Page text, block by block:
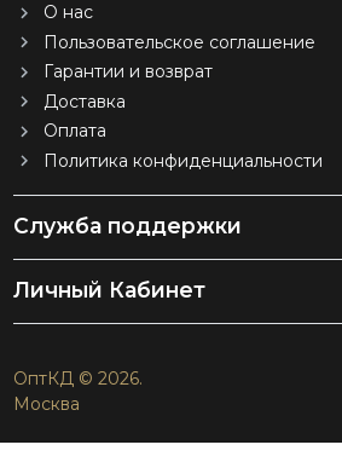
О нас
Пользовательское соглашение
Гарантии и возврат
Доставка
Оплата
Политика конфиденциальности
Служба поддержки
Личный Кабинет
ОптКД © 2026.
Москва